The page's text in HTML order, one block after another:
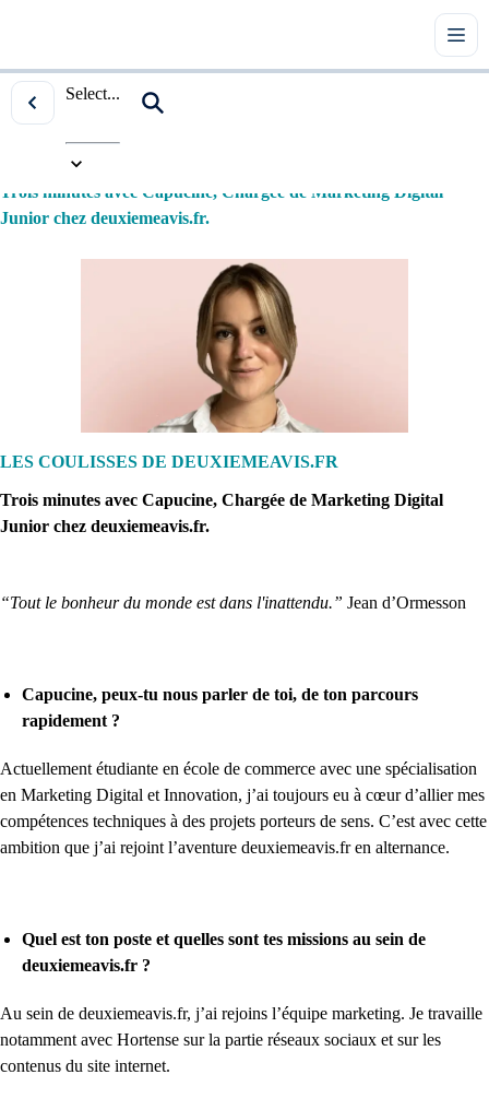
Select...
Accueil
Trois minutes avec Capucine, Chargée de Marketing Digital
Junior chez deuxiemeavis.fr.
LES COULISSES DE DEUXIEMEAVIS.FR
Trois minutes avec Capucine, Chargée de Marketing Digital
Junior chez deuxiemeavis.fr.
“Tout le bonheur du monde est dans l'inattendu.” Jean d’Ormesson
Capucine, peux-tu nous parler de toi, de ton parcours
rapidement ?
Actuellement étudiante en école de commerce avec une spécialisation
en Marketing Digital et Innovation, j’ai toujours eu à cœur d’allier mes
compétences techniques à des projets porteurs de sens. C’est avec cette
ambition que j’ai rejoint l’aventure deuxiemeavis.fr en alternance.
Quel est ton poste et quelles sont tes missions au sein de
deuxiemeavis.fr ?
Au sein de deuxiemeavis.fr, j’ai rejoins l’équipe marketing. Je travaille
notamment avec Hortense sur la partie réseaux sociaux et sur les
contenus du site internet.